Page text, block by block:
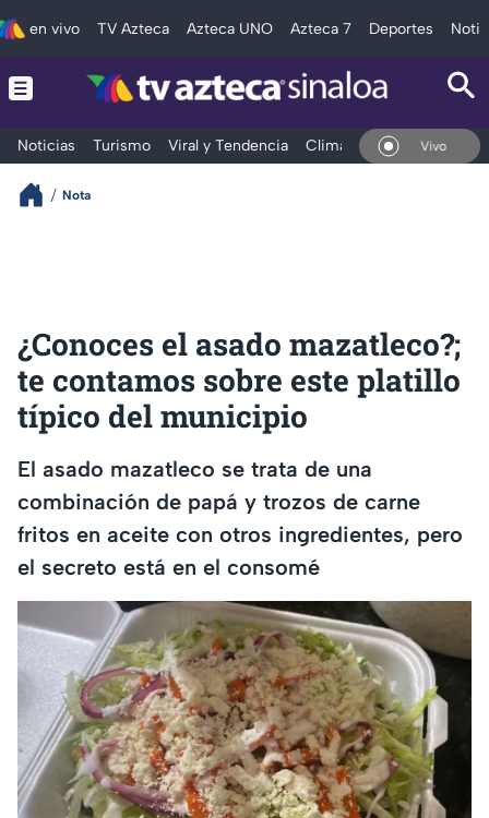
en vivo TV Azteca Azteca UNO Azteca 7 Deportes
Noticias Turismo Viral y Tendencia Clima Deportes
En Vivo
Nota
¿Conoces el asado mazatleco?;
te contamos sobre este platillo
típico del municipio
El asado mazatleco se trata de una
combinación de papá y trozos de carne
fritos en aceite con otros ingredientes, pero
el secreto está en el consomé